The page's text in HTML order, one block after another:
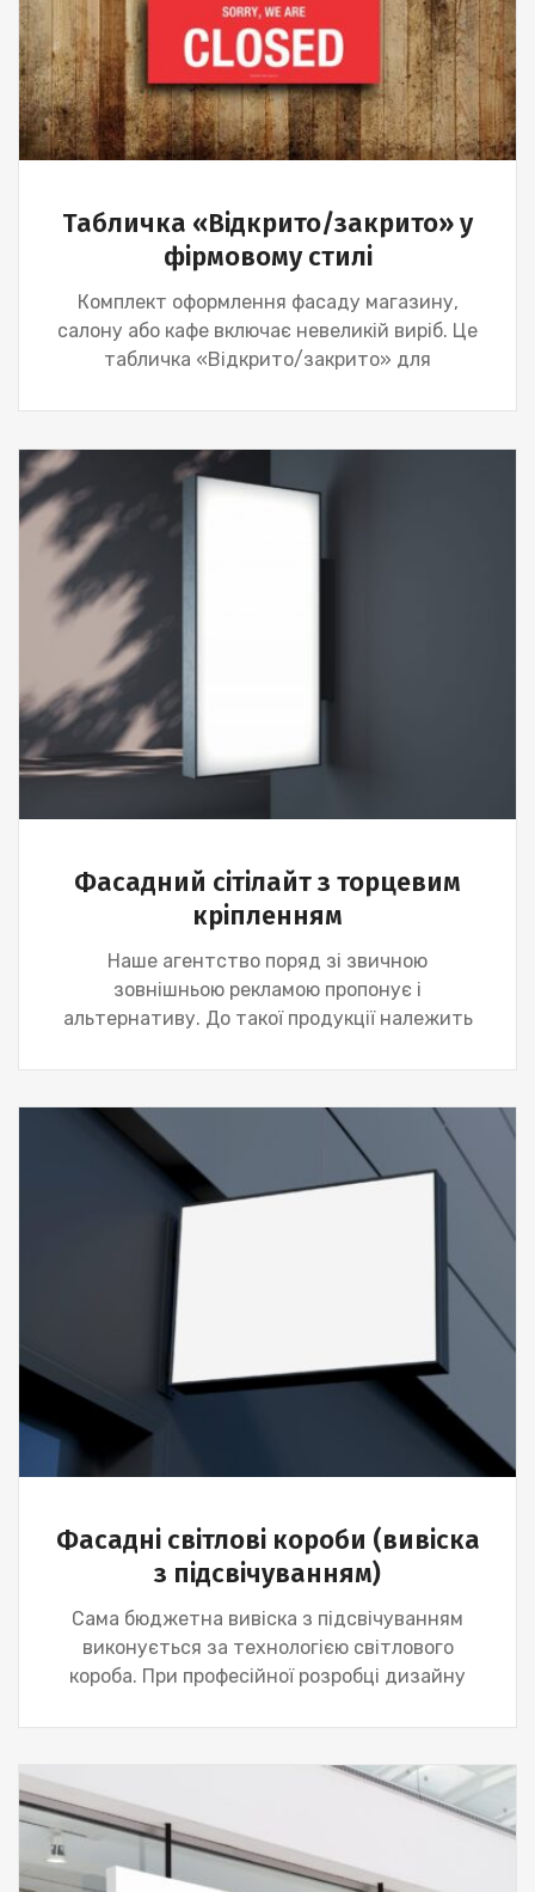
Табличка «Відкрито/закрито» у
фірмовому стилі
Комплект оформлення фасаду магазину,
салону або кафе включає невеликій виріб. Це
табличка «Відкрито/закрито» для
Фасадний сітілайт з торцевим
кріпленням
Наше агентство поряд зі звичною
зовнішньою рекламою пропонує і
альтернативу. До такої продукції належить
Фасадні світлові короби (вивіска
з підсвічуванням)
Сама бюджетна вивіска з підсвічуванням
виконується за технологією світлового
короба. При професійної розробці дизайну